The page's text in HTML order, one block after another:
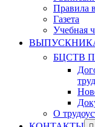
Правила
Газета
Учебная
БЦСТВ
О